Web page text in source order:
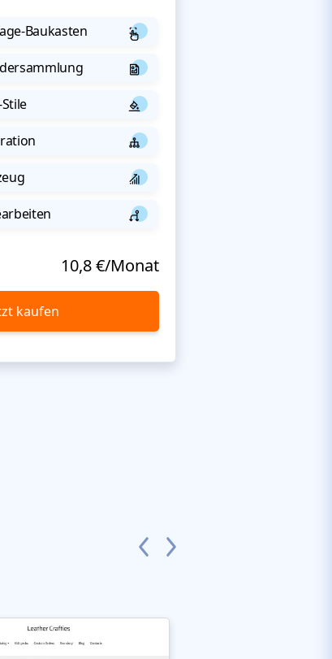
Baukasten
10,8 €/Monat
kaufen